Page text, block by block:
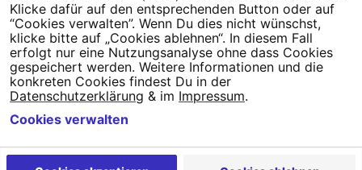
SozialBank
Direkt online spenden
NewsletterHilfe und
FAQKontakt DatenschutzImpressumCookie Einstellungen
Klicke dafür auf den entsprechenden Button oder auf
“Cookies verwalten”. Wenn Du dies nicht wünschst,
klicke bitte auf „Cookies ablehnen“. In diesem Fall
erfolgt nur eine Nutzungsanalyse ohne dass Cookies
gespeichert werden. Weitere Informationen und die
konkreten Cookies findest Du in der
Datenschutzerklärung & im Impressum.
Cookies verwalten